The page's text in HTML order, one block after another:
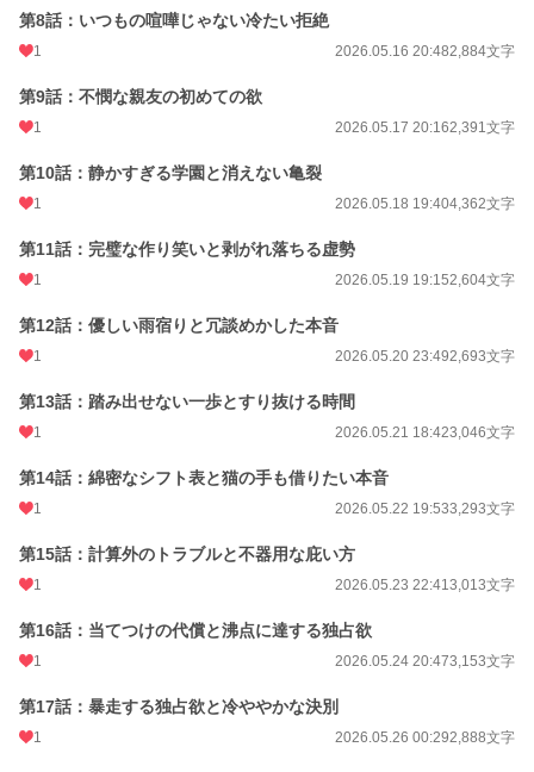
第8話：いつもの喧嘩じゃない冷たい拒絶
1 2026.05.16 20:482,884文字
第9話：不憫な親友の初めての欲
1 2026.05.17 20:162,391文字
第10話：静かすぎる学園と消えない亀裂
1 2026.05.18 19:404,362文字
第11話：完璧な作り笑いと剥がれ落ちる虚勢
1 2026.05.19 19:152,604文字
第12話：優しい雨宿りと冗談めかした本音
1 2026.05.20 23:492,693文字
第13話：踏み出せない一歩とすり抜ける時間
1 2026.05.21 18:423,046文字
第14話：綿密なシフト表と猫の手も借りたい本音
1 2026.05.22 19:533,293文字
第15話：計算外のトラブルと不器用な庇い方
1 2026.05.23 22:413,013文字
第16話：当てつけの代償と沸点に達する独占欲
1 2026.05.24 20:473,153文字
第17話：暴走する独占欲と冷ややかな決別
1 2026.05.26 00:292,888文字